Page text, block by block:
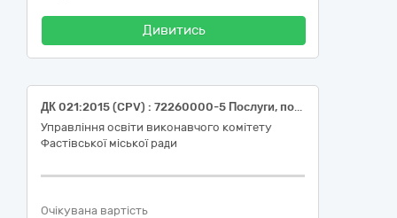
Дивитись
ДК 021:2015 (CPV) : 72260000-5 Послуги, пов’язані з програмним забезпеченням (Інформаційно-консультаційні послуги з питань обслуговування комп’ютерної програми «Комплексна система автоматизації підприємства «IS-pro» (ІС-ПРО)
Управління освіти виконавчого комітету
Фастівської міської ради
Очікувана вартість